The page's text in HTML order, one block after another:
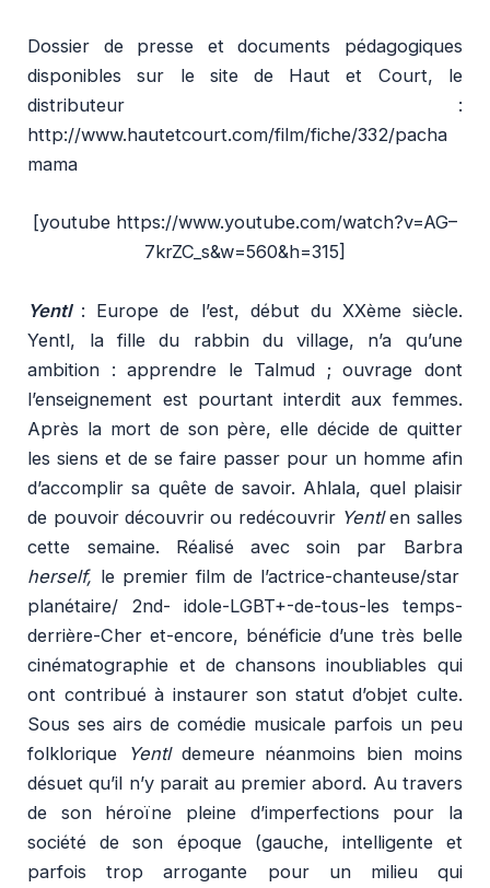
Dossier de presse et documents pédagogiques
disponibles sur le site de Haut et Court, le
distributeur :
http://www.hautetcourt.com/film/fiche/332/pacha
mama
[youtube https://www.youtube.com/watch?v=AG–
7krZC_s&w=560&h=315]
Yentl : Europe de l’est, début du XXème siècle.
Yentl, la fille du rabbin du village, n’a qu’une
ambition : apprendre le Talmud ; ouvrage dont
l’enseignement est pourtant interdit aux femmes.
Après la mort de son père, elle décide de quitter
les siens et de se faire passer pour un homme afin
d’accomplir sa quête de savoir. Ahlala, quel plaisir
de pouvoir découvrir ou redécouvrir Yentlen salles
cette semaine. Réalisé avec soin par Barbra
herself, le premier film de l’actrice-chanteuse/star
planétaire/ 2nd- idole-LGBT+-de-tous-les temps-
derrière-Cher et-encore, bénéficie d’une très belle
cinématographie et de chansons inoubliables qui
ont contribué à instaurer son statut d’objet culte.
Sous ses airs de comédie musicale parfois un peu
folklorique
Yentldemeure néanmoins bien moins
désuet qu’il n’y parait au premier abord. Au travers
de son héroïne pleine d’imperfections pour la
société de son époque (gauche, intelligente et
parfois trop arrogante pour un milieu qui